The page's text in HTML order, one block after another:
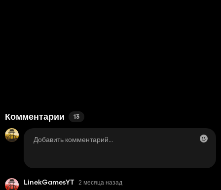
Комментарии 13
LinekGamesYT 2 месяца назад